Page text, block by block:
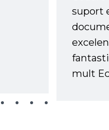
suport
mult